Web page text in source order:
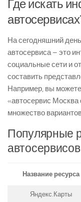
Где искать
На сегодняшний
автосервиса – это
социальные сети и
составить
Например, вы можете
«автосервис
множество
Популярные
автосервисов
Название ресурса
Яндекс.Карты